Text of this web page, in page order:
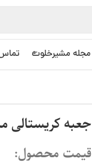
مجله مشیرخلوت
جعبه کریستالی
قیمت محصول: